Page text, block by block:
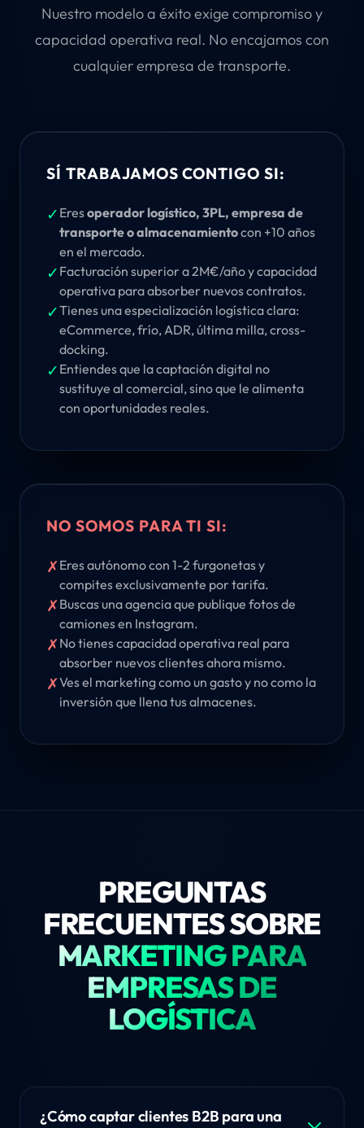
Nuestro modelo a éxito exige compromiso y
capacidad operativa real. No encajamos con
cualquier empresa de transporte.
SÍ TRABAJAMOS CONTIGO SI:
✓ Eresoperador logístico, 3PL, empresa de
transporte o almacenamientocon +10 años
en el mercado.
✓ Facturación superior a 2M€/año y capacidad
operativa para absorber nuevos contratos.
✓Tienes una especialización logística clara:
eCommerce, frío, ADR, última milla, cross-
docking.
✓ Entiendes que la captación digital no
sustituye al comercial, sino que le alimenta
con oportunidades reales.
NO SOMOS PARA TI SI:
✗Eres autónomo con 1-2 furgonetas y
compites exclusivamente por tarifa.
✗Buscas una agencia que publique fotos de
camiones en Instagram.
✗No tienes capacidad operativa real para
absorber nuevos clientes ahora mismo.
✗Ves el marketing como un gasto y no como la
inversión que llena tus almacenes.
PREGUNTAS
FRECUENTES SOBRE
MARKETING PARA
EMPRESAS DE
LOGÍSTICA
¿Cómo captar clientes B2B para una